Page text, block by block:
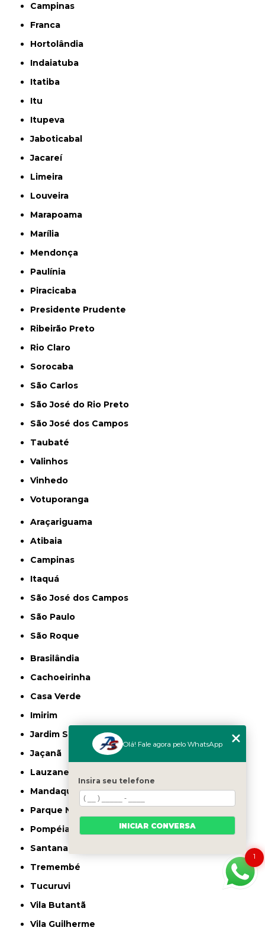
Campinas
Franca
Hortolândia
Indaiatuba
Itatiba
Itu
Itupeva
Jaboticabal
Jacareí
Limeira
Louveira
Marapoama
Marília
Mendonça
Paulínia
Piracicaba
Presidente Prudente
Ribeirão Preto
Rio Claro
Sorocaba
São Carlos
São José do Rio Preto
São José dos Campos
Taubaté
Valinhos
Vinhedo
Votuporanga
Araçariguama
Atibaia
Campinas
Itaquá
São José dos Campos
São Paulo
São Roque
Brasilândia
Cachoeirinha
Casa Verde
Imirim
Jardim São Paulo
Jaçanã
Lauzane Paulista
Mandaqui
Parque Novo Mundo
Pompéia
Santana
Tremembé
Tucuruvi
Vila Butantã
Vila Guilherme
1
Olá! Fale agora pelo WhatsApp
Insira seu telefone
INICIAR CONVERSA